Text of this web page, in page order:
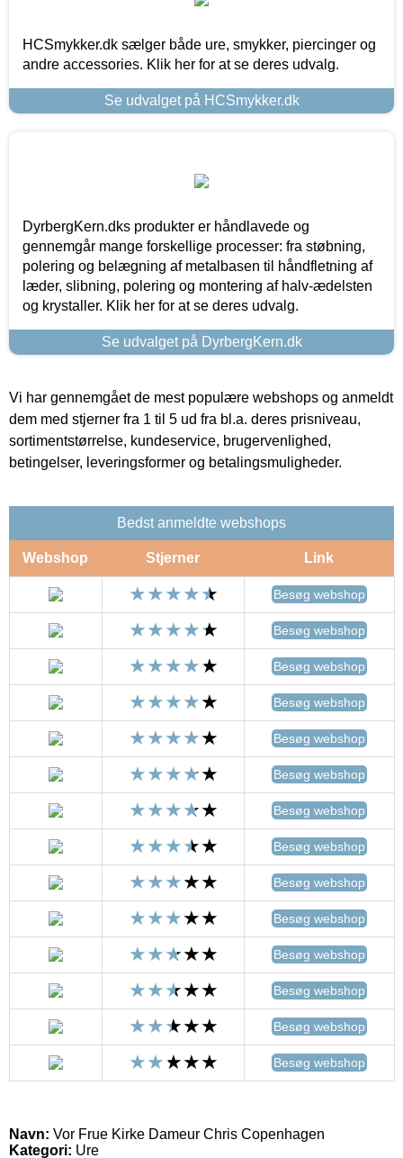
HCSmykker.dk sælger både ure, smykker, piercinger og
andre accessories. Klik her for at se deres udvalg.
Se udvalget på HCSmykker.dk
DyrbergKern.dks produkter er håndlavede og
gennemgår mange forskellige processer: fra støbning,
polering og belægning af metalbasen til håndfletning af
læder, slibning, polering og montering af halv-ædelsten
og krystaller. Klik her for at se deres udvalg.
Se udvalget på DyrbergKern.dk
Vi har gennemgået de mest populære webshops og anmeldt
dem med stjerner fra 1 til 5 ud fra bl.a. deres prisniveau,
sortimentstørrelse, kundeservice, brugervenlighed,
betingelser, leveringsformer og betalingsmuligheder.
Bedst anmeldte webshops
Webshop Stjerner Link
Besøg webshop
Besøg webshop
Besøg webshop
Besøg webshop
Besøg webshop
Besøg webshop
Besøg webshop
Besøg webshop
Besøg webshop
Besøg webshop
Besøg webshop
Besøg webshop
Besøg webshop
Besøg webshop
Navn: Vor Frue Kirke Dameur Chris Copenhagen
Kategori: Ure